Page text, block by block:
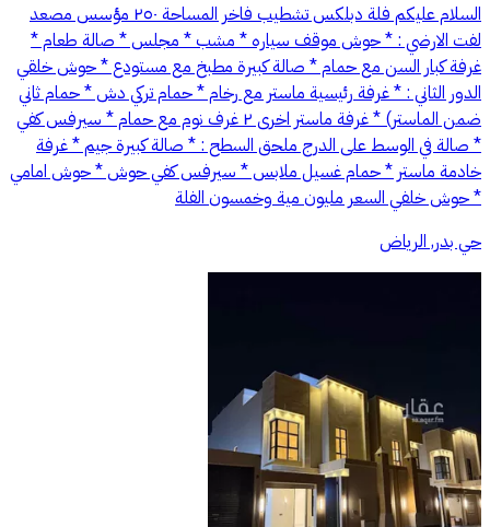
السلام عليكم فلة دبلكس تشطيب فاخر المساحة ٢٥٠ مؤسس مصعد
لفت الارضي : * حوش موقف سياره * مشب * مجلس * صالة طعام *
غرفة كبار السن مع حمام * صالة كبيرة مطبخ مع مستودع * حوش خلقي
الدور الثاني : * غرفة رئيسية ماستر مع رخام * حمام تركي دش * حمام ثاني
ضمن الماستر) * غرفة ماستر اخرى ٢ غرف نوم مع حمام * سيرفس كفي
* صالة في الوسط على الدرج ملحق السطح : * صالة كبيرة جيم * ⁠غرفة
خادمة ماستر * ⁠حمام غسيل ملابس * ⁠سيرفس كفي حوش * ⁠حوش امامي
* ⁠حوش خلفي السعر مليون مية وخمسون الفلة
حي بدر, الرياض